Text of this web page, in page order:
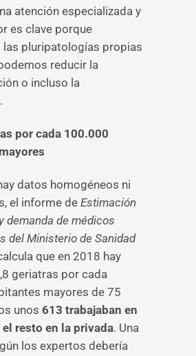
atención especializada y
es clave porque
pluripatologías propias
reducir la
o incluso la
por cada 100.000
datos homogéneos ni
el informe de Estimación
demanda de médicos
del Ministerio de Sanidad
que en 2018 hay
geriatras por cada
mayores de 75
unos 613 trabajaban en
el resto en la privada. Una
los expertos debería